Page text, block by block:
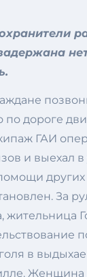
по дороге
ГАИ
и выехал
других
За
жительница
в
Женщина